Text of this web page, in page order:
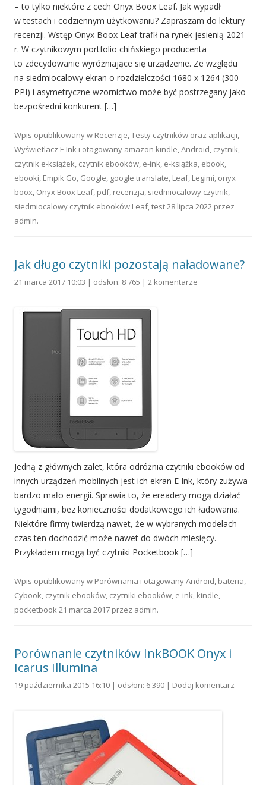
– to tylko niektóre z cech Onyx Boox Leaf. Jak wypadł
w testach i codziennym użytkowaniu? Zapraszam do lektury
recenzji. Wstęp Onyx Boox Leaf trafił na rynek jesienią 2021
r. W czytnikowym portfolio chińskiego producenta
to zdecydowanie wyróżniające się urządzenie. Ze względu
na siedmiocalowy ekran o rozdzielczości 1680 x 1264 (300
PPI) i asymetryczne wzornictwo może być postrzegany jako
bezpośredni konkurent […]
Wpis opublikowany w Recenzje,Testy czytników oraz aplikacji,
Wyświetlacz E Ink i otagowany amazon kindle,Android, czytnik,
czytnik e-książek, czytnik ebooków, e-ink, e-książka, ebook,
ebooki, Empik Go, Google, google translate, Leaf, Legimi, onyx
boox, Onyx Boox Leaf, pdf, recenzja, siedmiocalowy czytnik,
siedmiocalowy czytnik ebooków Leaf,test28 lipca 2022 przez
admin.
Jak długo czytniki pozostają naładowane?
21 marca 2017 10:03 | odsłon: 8 765 | 2 komentarze
Jedną z głównych zalet, która odróżnia czytniki ebooków od
innych urządzeń mobilnych jest ich ekran E Ink, który zużywa
bardzo mało energii. Sprawia to, że ereadery mogą działać
tygodniami, bez konieczności dodatkowego ich ładowania.
Niektóre firmy twierdzą nawet, że w wybranych modelach
czas ten dochodzić może nawet do dwóch miesięcy.
Przykładem mogą być czytniki Pocketbook […]
Wpis opublikowany w Porównania i otagowanyAndroid, bateria,
Cybook, czytnik ebooków, czytniki ebooków, e-ink, kindle,
pocketbook21 marca 2017 przez admin.
Porównanie czytników InkBOOK Onyx i
Icarus Illumina
19 października 2015 16:10 | odsłon: 6 390 | Dodaj komentarz